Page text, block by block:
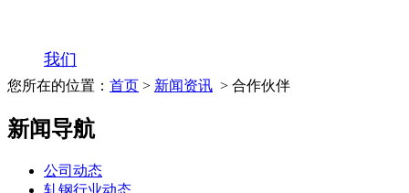
我们
您所在的位置： 首页 > 新闻资讯 > 合作伙伴
新闻导航
公司动态
轧钢行业动态